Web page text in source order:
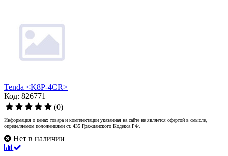
Tenda <K8P-4CR>
Код: 826771
(0)
Информация о ценах товара и комплектации указанная на сайте не является офертой в смысле,
определяемом положениями ст. 435 Гражданского Кодекса РФ.
Нет в наличии